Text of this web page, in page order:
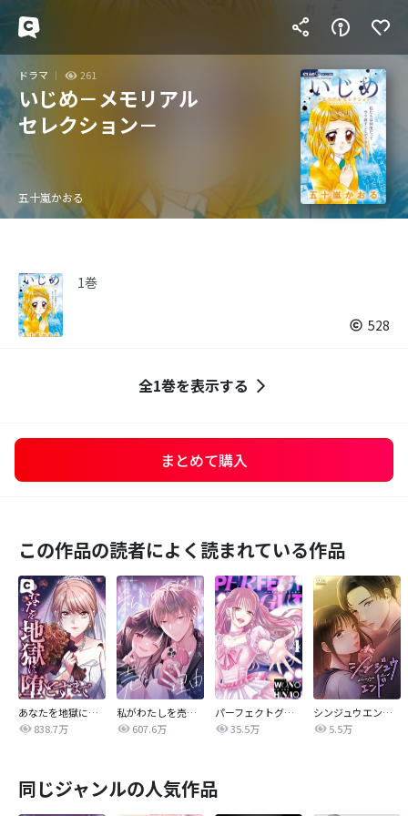
ドラマ 261
いじめ－メモリアル
セレクション－
五十嵐かおる
1巻
528
全1巻を表示する
まとめて購入
この作品の読者によく読まれている作品
あなたを地獄に堕とすまで
838.7万
私がわたしを売る理由
607.6万
パーフェクトグリッター
35.5万
シンジュウエンド【タテヨミ】
5.5万
同じジャンルの人気作品